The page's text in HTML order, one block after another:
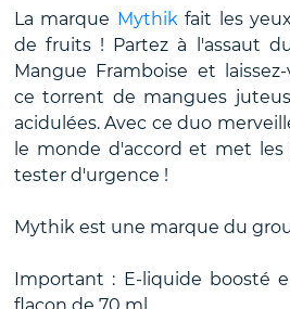
La marque Mythikfait les
de fruits ! Partez à l'assaut
Mangue Framboise et
ce torrent de mangues
acidulées. Avec ce duo
le monde d'accord et met
tester d'urgence !
Mythik est une marque du
Important : E-liquide boosté